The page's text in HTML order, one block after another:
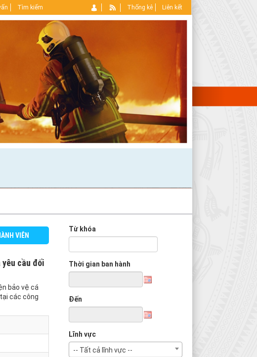
Tìm kiếm Thống kê Liên kết
VIÊN
cầu đối
bảo vệ cá
các công
Từ khóa
Thời gian ban hành
Đến
Lĩnh vực
-- Tất cả lĩnh vực --